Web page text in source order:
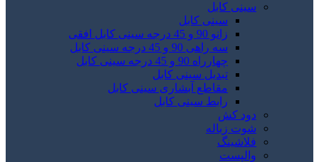
سینی کابل
سینی کابل
زانو 90 و 45 درجه سینی کابل افقی
سه راهی 90 و 45 درجه سینی کابل
چهارراه 90 و 45 درجه سینی کابل
تبدیل سینی کابل
مقاطع آبشاری سینی کابل
رابط سینی کابل
دود کش
شوت زباله
فلاشینگ
والپست